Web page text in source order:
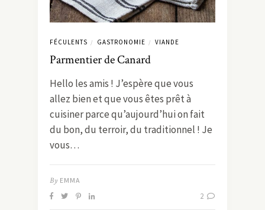
FÉCULENTS / GASTRONOMIE / VIANDE
Parmentier de Canard
Hello les amis ! J’espère que vous
allez bien et que vous êtes prêt à
cuisiner parce qu’aujourd’hui on fait
du bon, du terroir, du traditionnel ! Je
vous…
By EMMA
2